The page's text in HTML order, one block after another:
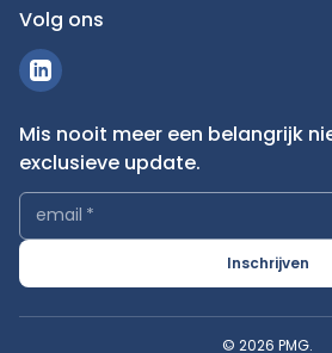
Volg ons
Mis nooit meer een belangrijk
exclusieve update.
email *
Inschrijven
© 2026 PMG.